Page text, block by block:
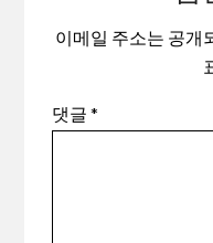
이메일 주소는 공개
댓글*